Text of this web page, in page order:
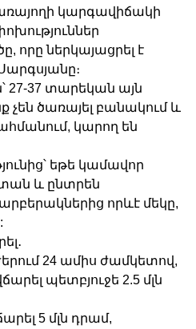
կարգավիճակի
որը ներկայացրել է
37 տարեկան այն
չեն ծառայել բանակում և
կարող են
եթե կամավոր
և ընտրեն
որևէ մեկը,
24 ամիս ժամկետով,
պետբյուջե 2.5 մլն
5 մլն դրամ,